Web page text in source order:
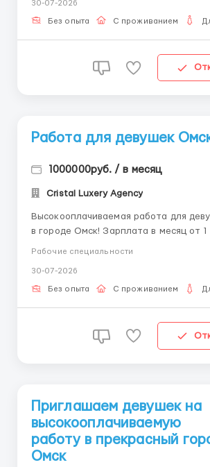
или звоните наш менеджер ответит
интересующие тебя вопросы 24/7 и
30-07-2026
Без опыта С проживанием
Работа для девушек
1000000руб. / в месяц
Cristal Luxery Agency
Высокооплачиваемая работа для
в городе Омск! Зарплата в месяц от 1
рублей. 📲💌 Наши контакты Telegram, WhatsApp
или звоните наш менеджер ответит
интересующие тебя вопросы 24/7 и
Рабочие специальности
30-07-2026
Без опыта С проживанием
Приглашаем девушек на
высокооплачиваемую
работу в прекрасный
Омcк